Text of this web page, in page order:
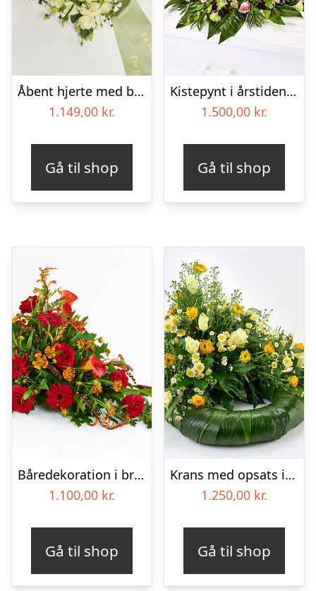
Åbent hjerte med bånd – Floristens kreative valg
1.149,00 kr.
Gå til shop
Kistepynt i årstidens blomster – Blomster til begravelse
1.500,00 kr.
Gå til shop
Båredekoration i brændte farver – Blomster til begravelse
1.100,00 kr.
Gå til shop
Krans med opsats i gule farver – Blomster til begravelse
1.250,00 kr.
Gå til shop